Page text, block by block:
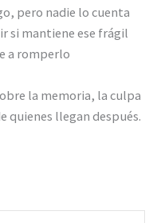
pero nadie lo cuenta
si mantiene ese frágil
a romperlo
la memoria, la culpa
quienes llegan después.